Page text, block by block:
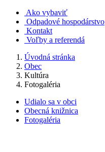
Ako vybaviť
Odpadové hospodárstvo
Kontakt
Voľby a referendá
Úvodná stránka
Obec
Kultúra
Fotogaléria
Udialo sa v obci
Obecná knižnica
Fotogaléria